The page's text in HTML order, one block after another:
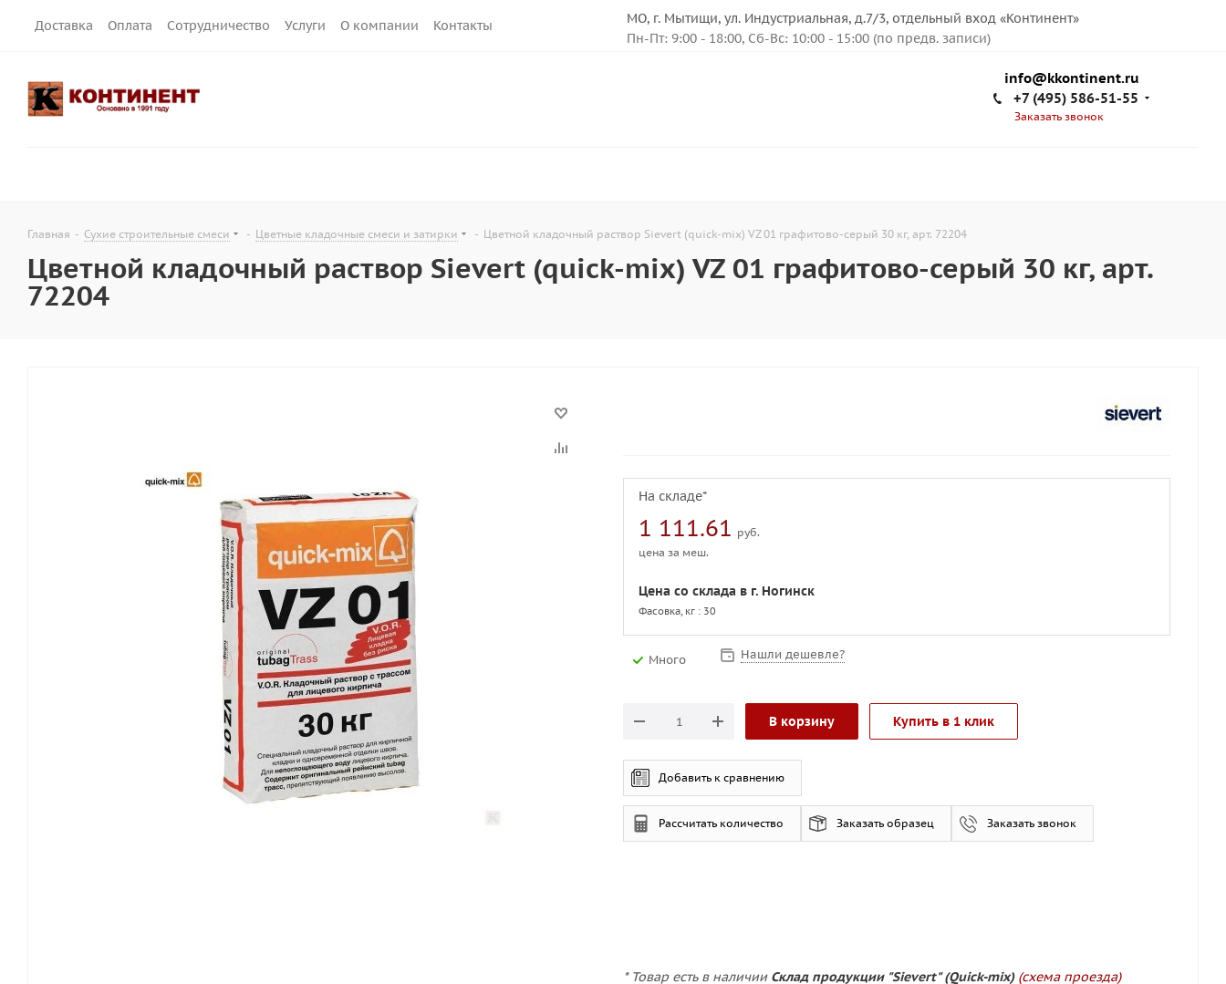
Доставка Оплата Сотрудничество Услуги О компании Контакты
МО, г. Мытищи, ул. Индустриальная, д.7/3, отдельный вход «Континент»
Пн-Пт: 9:00 - 18:00, Сб-Вс: 10:00 - 15:00 (по предв. записи)
info@kkontinent.ru
+7 (495) 586-51-55
Заказать звонок
Главная - Сухие строительные смеси - Цветные кладочные смеси и затирки - Цветной кладочный раствор Sievert (quick-mix) VZ 01 графитово-серый 30 кг, арт. 72204
Цветной кладочный раствор Sievert (quick-mix) VZ 01 графитово-серый 30 кг, арт.
72204
На складе*
1 111.61 руб.
цена за меш.
Цена со склада в г. Ногинск
Фасовка, кг : 30
Много Нашли дешевле?
В корзину Купить в 1 клик
Добавить к сравнению
Рассчитать количество Заказать образец Заказать звонок
* Товар есть в наличии Склад продукции "Sievert" (Quick-mix) (схема проезда)